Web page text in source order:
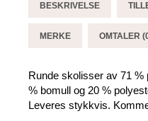
BESKRIVELSE
MERKE OMTALER
Runde skolisser av 71 %
% bomull og 20 %
Leveres stykkvis.